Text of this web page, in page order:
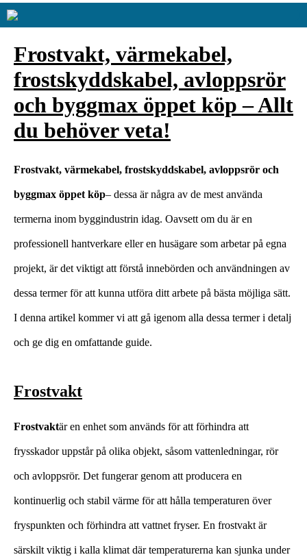
Frostvakt, värmekabel,
frostskyddskabel, avloppsrör
och byggmax öppet köp – Allt
du behöver veta!
Frostvakt, värmekabel, frostskyddskabel, avloppsrör och
byggmax öppet köp– dessa är några av de mest använda
termerna inom byggindustrin idag. Oavsett om du är en
professionell hantverkare eller en husägare som arbetar på egna
projekt, är det viktigt att förstå innebörden och användningen av
dessa termer för att kunna utföra ditt arbete på bästa möjliga sätt.
I denna artikel kommer vi att gå igenom alla dessa termer i detalj
och ge dig en omfattande guide.
Frostvakt
Frostvaktär en enhet som används för att förhindra att
frysskador uppstår på olika objekt, såsom vattenledningar, rör
och avloppsrör. Det fungerar genom att producera en
kontinuerlig och stabil värme för att hålla temperaturen över
fryspunkten och förhindra att vattnet fryser. En frostvakt är
särskilt viktig i kalla klimat där temperaturerna kan sjunka under